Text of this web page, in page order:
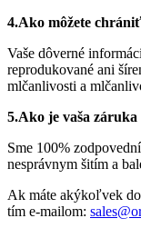
4.Ako môžete
Vaše dôverné
reprodukované ani
mlčanlivosti a
5.Ako je vaša
Sme 100%
nesprávnym šitím a
Ak máte akýkoľvek
tím e-mailom: